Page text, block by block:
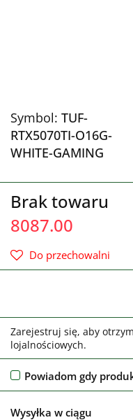
Symbol: TUF-
RTX5070TI-O16G-
WHITE-GAMING
Brak towaru
8087.00
Do przechowalni
Zarejestruj się, aby
lojalnościowych.
Powiadom gdy
Wysyłka w ciągu